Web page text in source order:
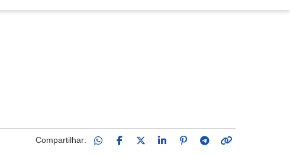
Compartilhar: